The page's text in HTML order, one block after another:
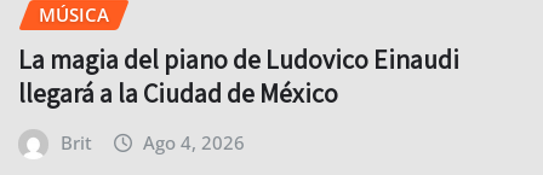
MÚSICA
La magia del piano de Ludovico Einaudi
llegará a la Ciudad de México
Brit Ago 4, 2026